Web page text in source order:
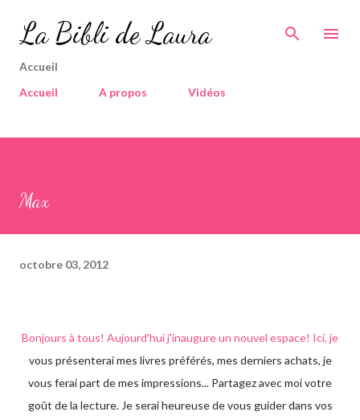
Accéder au contenu principal
La Bibli de Laura
Accueil
Accueil
A propos Vidéos
Max
octobre 03, 2012
Bonjours à tous! Aujourd'hui j'inaugure un nouvel espace! Ici, je
vous présenterai mes livres préférés, mes derniers achats, je
vous ferai part de mes impressions... Partagez avec moi votre
goût de la lecture. Je serai heureuse de vous guider dans vos